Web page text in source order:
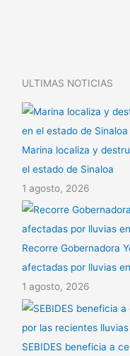
ULTIMAS NOTICIAS
Marina localiza y
el estado de Sinaloa
1 agosto, 2026
Recorre Gobernadora
afectadas por lluvias
1 agosto, 2026
SEBIDES beneficia a